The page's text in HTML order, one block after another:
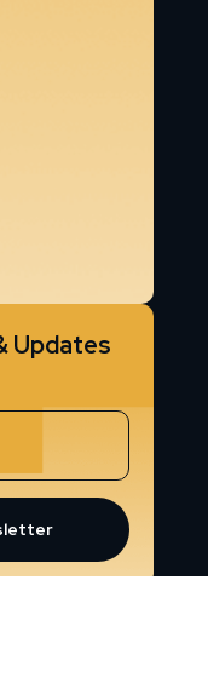
Updates